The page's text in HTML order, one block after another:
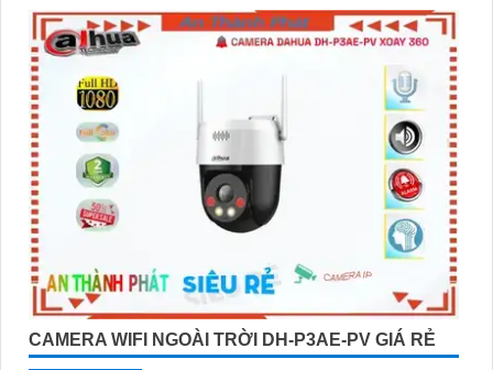
CAMERA WIFI NGOÀI TRỜI DH-P3AE-PV GIÁ RẺ